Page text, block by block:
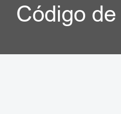
Código